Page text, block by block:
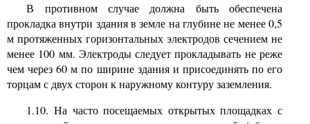
В противном случае должна быть обеспечена
прокладка внутри здания в земле на глубине не менее 0,5
м протяженных горизонтальных электродов сечением не
менее 100 мм. Электроды следует прокладывать не реже
чем через 60 м по ширине здания и присоединять по его
торцам с двух сторон к наружному контуру заземления.
1.10. На часто посещаемых открытых площадках с